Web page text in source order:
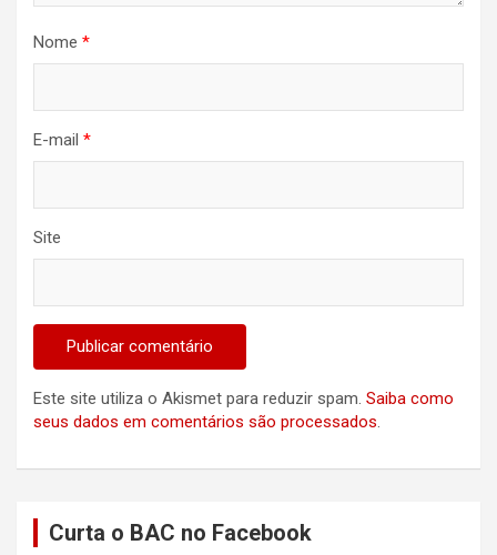
Nome *
E-mail *
Site
Este site utiliza o Akismet para reduzir spam. Saiba como
seus dados em comentários são processados.
Curta o BAC no Facebook